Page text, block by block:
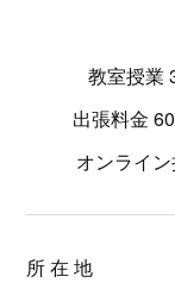
教室授業
出張料金
オンライ
所 在 地